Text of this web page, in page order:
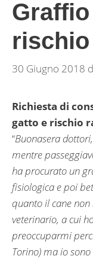
30 Giugno 2018
Richiesta di
gatto e rischio
“Buonasera
mentre
ha procurato un
fisiologica e poi
quanto il cane
veterinario, a cui
preoccuparmi
Torino) ma io